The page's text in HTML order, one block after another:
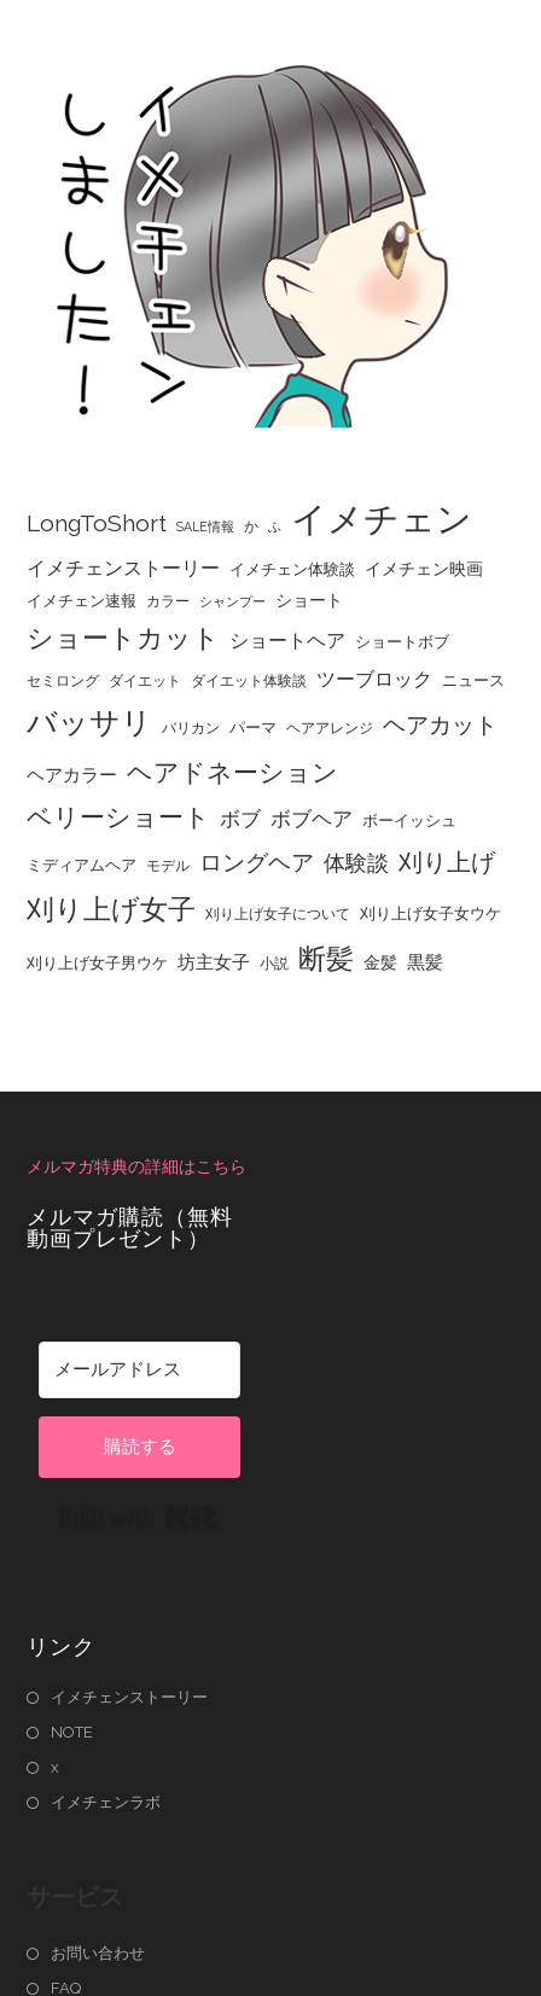
LongToShort SALE情報 か ふ イメチェン
イメチェンストーリー イメチェン体験談 イメチェン映画
イメチェン速報 カラー シャンプー ショート
ショートカット ショートヘア ショートボブ
セミロング ダイエット ダイエット体験談 ツーブロック ニュース
バッサリ バリカン パーマ ヘアアレンジ ヘアカット
ヘアカラー ヘアドネーション
ベリーショート
ボブ ボブヘア ボーイッシュ
ミディアムヘア モデル ロングヘア 体験談 刈り上げ
刈り上げ女子 刈り上げ女子について 刈り上げ女子女ウケ
刈り上げ女子男ウケ 坊主女子 小説 断髪 金髪 黒髪
メルマガ特典の詳細はこちら
メルマガ購読（無料
動画プレゼント）
購読する
リンク
イメチェンストーリー
NOTE
x
イメチェンラボ
お問い合わせ
FAQ